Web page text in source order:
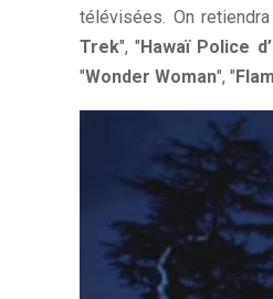
télévisées. On
Trek", "Hawaï Police
"Wonder Woman", "